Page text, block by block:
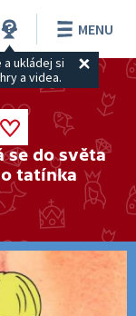
ukládej si
a videa.
MENU
se do světa
tatínka